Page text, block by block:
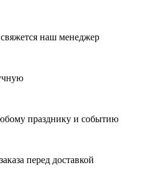
наш менеджер
празднику и событию
перед доставкой